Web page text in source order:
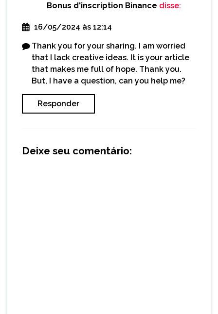
Bonus d'inscription Binance disse:
16/05/2024 às 12:14
Thank you for your sharing. I am worried
that I lack creative ideas. It is your article
that makes me full of hope. Thank you.
But, I have a question, can you help me?
Responder
Deixe seu comentário: